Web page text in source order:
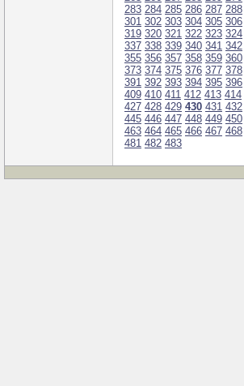
283 284 285 286 287 288
301 302 303 304 305 306
319 320 321 322 323 324
337 338 339 340 341 342
355 356 357 358 359 360
373 374 375 376 377 378
391 392 393 394 395 396
409 410 411 412 413 414
427 428 429 430 431 432
445 446 447 448 449 450
463 464 465 466 467 468
481 482 483